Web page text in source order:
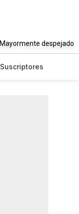
Mayormente despejado
Suscriptores